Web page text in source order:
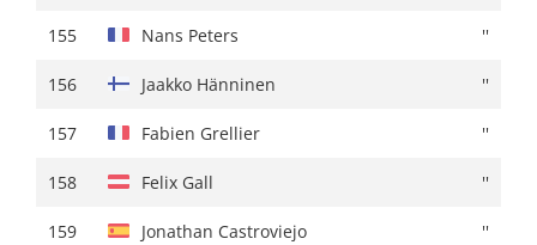
155 Nans Peters ''
156 Jaakko Hänninen ''
157 Fabien Grellier ''
158 Felix Gall ''
159 Jonathan Castroviejo ''
155 Felix Gall + 04:53
156 Julien Bernard + 04:54
157 Fabien Grellier + 04:55
158 Jonathan Lastra + 04:57
159 Romain Combaud + 05:08